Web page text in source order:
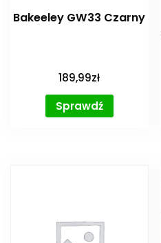
Bakeeley GW33 Czarny
189,99zł
Sprawdź